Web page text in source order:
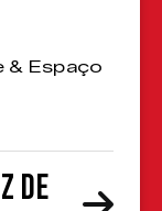
& Espaço
de